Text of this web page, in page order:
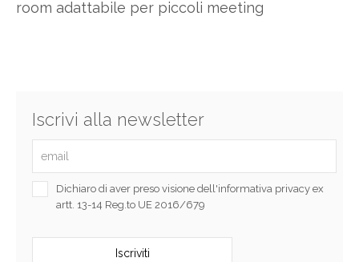
room adattabile per piccoli meeting
Iscrivi alla newsletter
Dichiaro di aver preso visione dell'informativa privacy ex
artt. 13-14 Reg.to UE 2016/679